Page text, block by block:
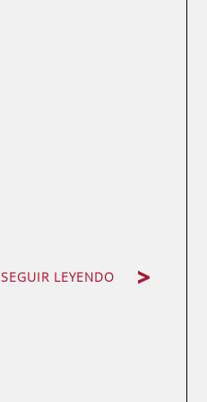
SEGUIR LEYENDO